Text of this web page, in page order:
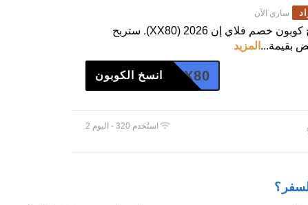
ساري الآن
انسخ كوبون خصم فلاي إن 2026 (XX80). ستربح
بقيمة... المزيد
XX80 انسخ الكوبون
استُخدم 320 - اليوم 2